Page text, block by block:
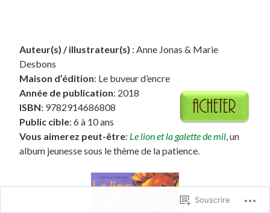
Auteur(s) / illustrateur(s) : Anne Jonas & Marie
Desbons
Maison d’édition: Le buveur d’encre
Année de publication: 2018
ISBN: 9782914686808
Public cible: 6 à 10 ans
Vous aimerez peut-être: Le lion et la galette de mil, un
album jeunesse sous le thème de la patience.
Souscrire